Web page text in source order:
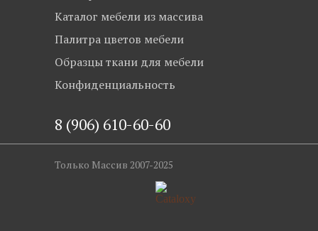
8 (906) 610-60-60
Каталог мебели из массива
Палитра цветов мебели
Образцы ткани для мебели
Конфиденциальность
Только Массив 2007-2025